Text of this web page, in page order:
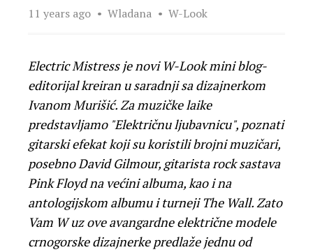
11 years ago Wladana W-Look
Electric Mistress je novi W-Look mini blog-
editorijal kreiran u saradnji sa dizajnerkom
Ivanom Murišić. Za muzičke laike
predstavljamo "Električnu ljubavnicu", poznati
gitarski efekat koji su koristili brojni muzičari,
posebno David Gilmour, gitarista rock sastava
Pink Floyd na većini albuma, kao i na
antologijskom albumu i turneji The Wall. Zato
Vam W uz ove avangardne električne modele
crnogorske dizajnerke predlaže jednu od